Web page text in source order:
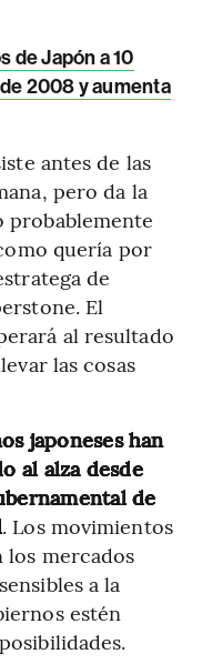
de Japón a 10
2008 y aumenta
antes de las
pero da la
probablemente
quería por
de
El
al resultado
las cosas
japoneses han
al alza desde
de
. Los movimientos
mercados
a la
estén